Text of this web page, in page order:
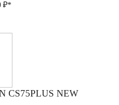
₽*
CS75PLUS NEW